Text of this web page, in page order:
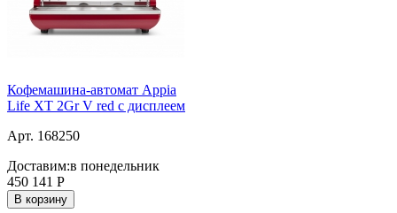
Кофемашина-автомат Appia
Life XT 2Gr V red с дисплеем
Арт. 168250
Доставим:в понедельник
450 141 Р
В корзину